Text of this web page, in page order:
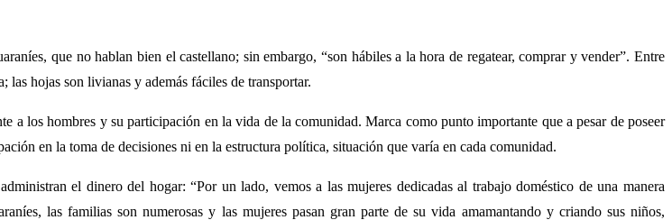
que no hablan bien el castellano; sin embargo, “son hábiles a la hora de regatear, comprar y vender”. Entre
las hojas son livianas y además fáciles de transportar.
a los hombres y su participación en la vida de la comunidad. Marca como punto importante que a pesar de poseer
en la toma de decisiones ni en la estructura política, situación que varía en cada comunidad.
el dinero del hogar: “Por un lado, vemos a las mujeres dedicadas al trabajo doméstico de una manera
las familias son numerosas y las mujeres pasan gran parte de su vida amamantando y criando sus niños,